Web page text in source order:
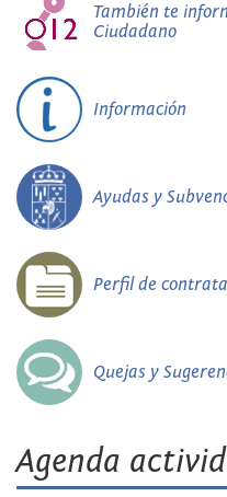
También te
Ciudadano
Información
Ayudas y
Perfil de
Quejas y
Agenda